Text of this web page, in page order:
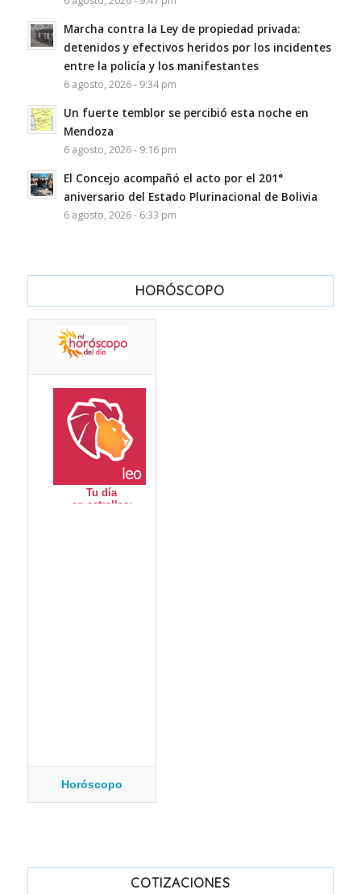
Marcha contra la Ley de propiedad privada:
detenidos y efectivos heridos por los incidentes
entre la policía y los manifestantes
6 agosto, 2026 - 9:34 pm
Un fuerte temblor se percibió esta noche en
Mendoza
6 agosto, 2026 - 9:16 pm
El Concejo acompañó el acto por el 201°
aniversario del Estado Plurinacional de Bolivia
6 agosto, 2026 - 6:33 pm
HORÓSCOPO
Horóscopo
COTIZACIONES